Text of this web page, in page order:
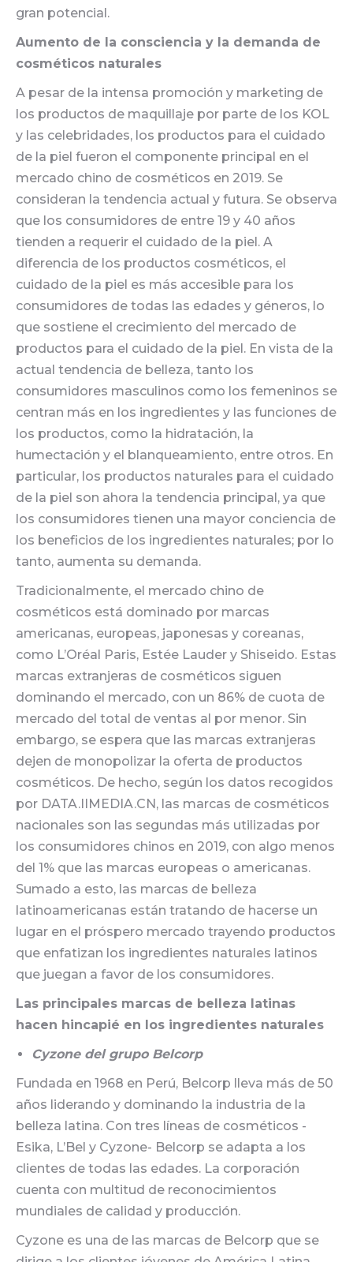
gran potencial.
Aumento de la consciencia y la demanda de
cosméticos naturales
A pesar de la intensa promoción y marketing de
los productos de maquillaje por parte de los KOL
y las celebridades, los productos para el cuidado
de la piel fueron el componente principal en el
mercado chino de cosméticos en 2019. Se
consideran la tendencia actual y futura. Se observa
que los consumidores de entre 19 y 40 años
tienden a requerir el cuidado de la piel. A
diferencia de los productos cosméticos, el
cuidado de la piel es más accesible para los
consumidores de todas las edades y géneros, lo
que sostiene el crecimiento del mercado de
productos para el cuidado de la piel. En vista de la
actual tendencia de belleza, tanto los
consumidores masculinos como los femeninos se
centran más en los ingredientes y las funciones de
los productos, como la hidratación, la
humectación y el blanqueamiento, entre otros. En
particular, los productos naturales para el cuidado
de la piel son ahora la tendencia principal, ya que
los consumidores tienen una mayor conciencia de
los beneficios de los ingredientes naturales; por lo
tanto, aumenta su demanda.
Tradicionalmente, el mercado chino de
cosméticos está dominado por marcas
americanas, europeas, japonesas y coreanas,
como L’Oréal Paris, Estée Lauder y Shiseido. Estas
marcas extranjeras de cosméticos siguen
dominando el mercado, con un 86% de cuota de
mercado del total de ventas al por menor. Sin
embargo, se espera que las marcas extranjeras
dejen de monopolizar la oferta de productos
cosméticos. De hecho, según los datos recogidos
por DATA.IIMEDIA.CN, las marcas de cosméticos
nacionales son las segundas más utilizadas por
los consumidores chinos en 2019, con algo menos
del 1% que las marcas europeas o americanas.
Sumado a esto, las marcas de belleza
latinoamericanas están tratando de hacerse un
lugar en el próspero mercado trayendo productos
que enfatizan los ingredientes naturales latinos
que juegan a favor de los consumidores.
Las principales marcas de belleza latinas
hacen hincapié en los ingredientes naturales
Cyzone del grupo Belcorp
Fundada en 1968 en Perú, Belcorp lleva más de 50
años liderando y dominando la industria de la
belleza latina. Con tres líneas de cosméticos -
Esika, L’Bel y Cyzone- Belcorp se adapta a los
clientes de todas las edades. La corporación
cuenta con multitud de reconocimientos
mundiales de calidad y producción.
Cyzone es una de las marcas de Belcorp que se